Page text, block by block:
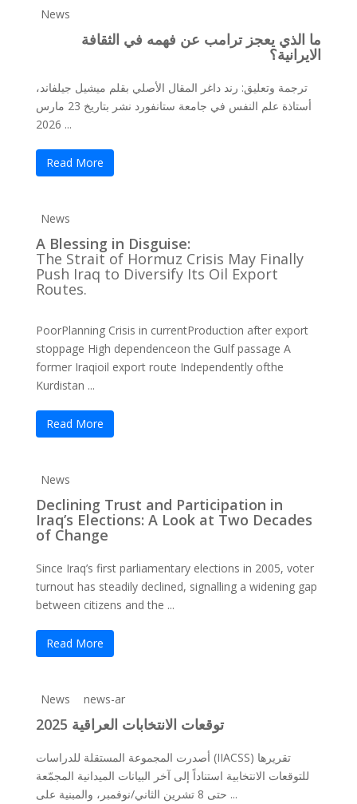
News
ما الذي يعجز ترامب عن فهمه في الثقافة
الايرانية؟
ترجمة وتعليق: رند داغر المقال الأصلي بقلم ميشيل جيلفاند،
أستاذة علم النفس في جامعة ستانفورد نشر بتاريخ 23 مارس
2026 ...
Read More
News
A Blessing in Disguise:
The Strait of Hormuz Crisis May Finally
Push Iraq to Diversify Its Oil Export
Routes.
PoorPlanning Crisis in currentProduction after export
stoppage High dependenceon the Gulf passage A
former Iraqioil export route Independently ofthe
Kurdistan ...
Read More
News
Declining Trust and Participation in
Iraq’s Elections: A Look at Two Decades
of Change
Since Iraq’s first parliamentary elections in 2005, voter
turnout has steadily declined, signalling a widening gap
between citizens and the ...
Read More
News news-ar
توقعات الانتخابات العراقية 2025
أصدرت المجموعة المستقلة للدراسات (IIACSS) تقريرها
للتوقعات الانتخابية استناداً إلى آخر البيانات الميدانية المجمّعة
حتى 8 تشرين الثاني/نوفمبر، والمبنية على ...